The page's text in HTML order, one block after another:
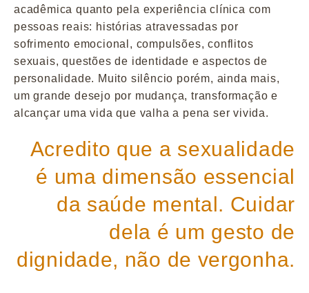
acadêmica quanto pela experiência clínica com
pessoas reais: histórias atravessadas por
sofrimento emocional, compulsões, conflitos
sexuais, questões de identidade e aspectos de
personalidade. Muito silêncio porém, ainda mais,
um grande desejo por mudança, transformação e
alcançar uma vida que valha a pena ser vivida.
Acredito que a sexualidade
é uma dimensão essencial
da saúde mental. Cuidar
dela é um gesto de
dignidade, não de vergonha.